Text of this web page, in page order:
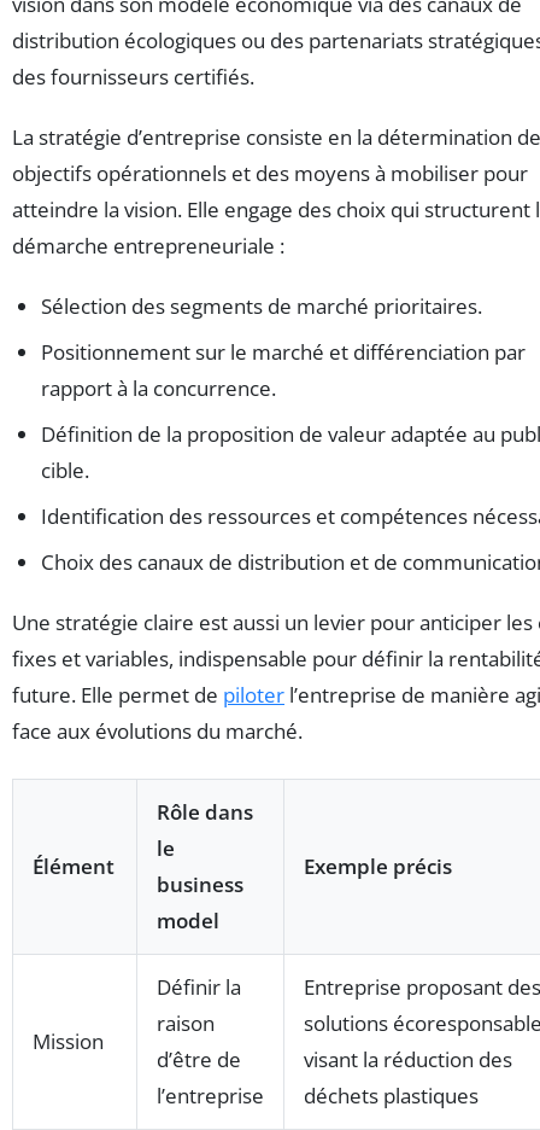
distribution écologiques ou des partenariats
des fournisseurs certifiés.
La stratégie d’entreprise consiste en la détermination
objectifs opérationnels et des moyens à mobiliser pour
atteindre la vision. Elle engage des choix qui structurent
démarche entrepreneuriale :
Sélection des segments de marché prioritaires.
Positionnement sur le marché et différenciation par
rapport à la concurrence.
Définition de la proposition de valeur adaptée au
cible.
Identification des ressources et compétences
Choix des canaux de distribution et de
Une stratégie claire est aussi un levier pour anticiper les
fixes et variables, indispensable pour définir la
future. Elle permet de piloter l’entreprise de manière
face aux évolutions du marché.
Élément
Rôle dans
le
business
model
Exemple précis
Mission
Définir la
raison
d’être de
l’entreprise
Entreprise proposant des
solutions
visant la réduction des
déchets plastiques